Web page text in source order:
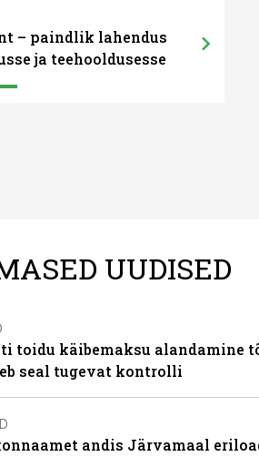
– paindlik lahendus
ja teehooldusesse
UUDISED
toidu käibemaksu alandamine
seal tugevat kontrolli
andis Järvamaal